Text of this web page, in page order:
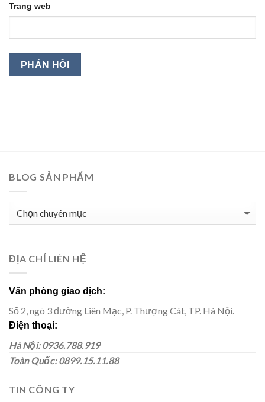
Trang web
BLOG SẢN PHẨM
BLOG
SẢN
ĐỊA CHỈ LIÊN HỆ
Văn phòng giao dịch:
Số 2, ngõ 3 đường Liên Mạc, P. Thượng Cát, TP. Hà Nội.
Điện thoại:
Hà Nội: 0936.788.919
Toàn Quốc: 0899.15.11.88
TIN CÔNG TY